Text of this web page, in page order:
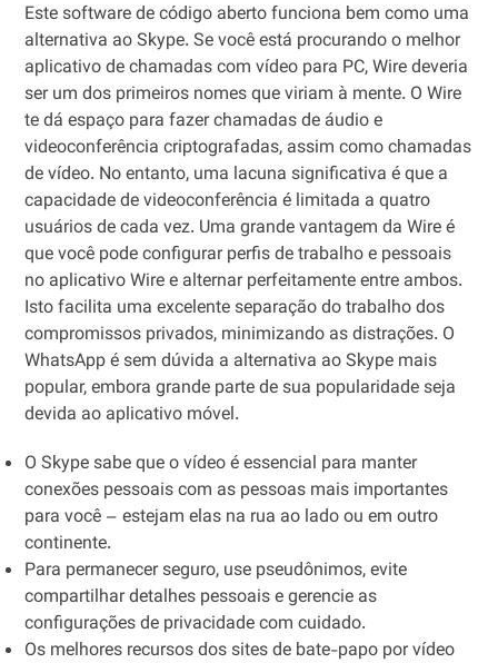
Este software de código aberto funciona bem como uma
alternativa ao Skype. Se você está procurando o melhor
aplicativo de chamadas com vídeo para PC, Wire deveria
ser um dos primeiros nomes que viriam à mente. O Wire
te dá espaço para fazer chamadas de áudio e
videoconferência criptografadas, assim como chamadas
de vídeo. No entanto, uma lacuna significativa é que a
capacidade de videoconferência é limitada a quatro
usuários de cada vez. Uma grande vantagem da Wire é
que você pode configurar perfis de trabalho e pessoais
no aplicativo Wire e alternar perfeitamente entre ambos.
Isto facilita uma excelente separação do trabalho dos
compromissos privados, minimizando as distrações. O
WhatsApp é sem dúvida a alternativa ao Skype mais
popular, embora grande parte de sua popularidade seja
devida ao aplicativo móvel.
O Skype sabe que o vídeo é essencial para manter
conexões pessoais com as pessoas mais importantes
para você – estejam elas na rua ao lado ou em outro
continente.
Para permanecer seguro, use pseudônimos, evite
compartilhar detalhes pessoais e gerencie as
configurações de privacidade com cuidado.
Os melhores recursos dos sites de bate-papo por vídeo